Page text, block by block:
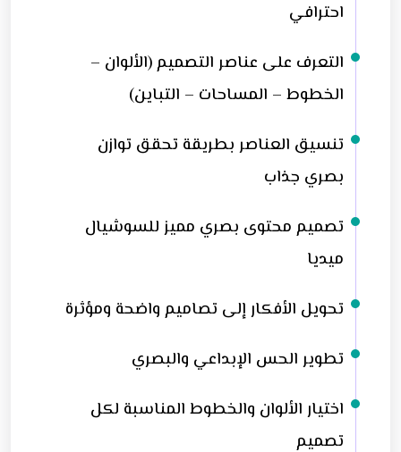
احترافي
التعرف على عناصر التصميم (الألوان –
الخطوط – المساحات – التباين)
تنسيق العناصر بطريقة تحقق توازن
بصري جذاب
تصميم محتوى بصري مميز للسوشيال
ميديا
تحويل الأفكار إلى تصاميم واضحة ومؤثرة
تطوير الحس الإبداعي والبصري
اختيار الألوان والخطوط المناسبة لكل
تصميم